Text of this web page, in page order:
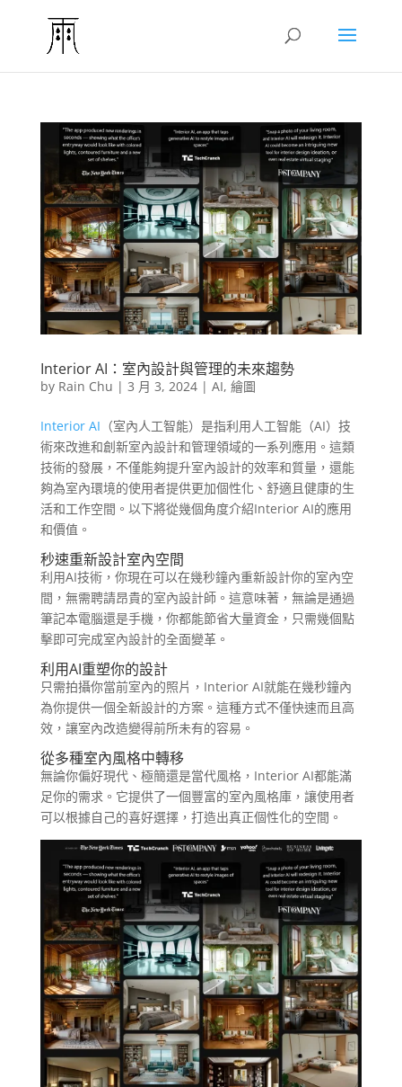
Interior AI：室內設計與管理的未來趨勢
by Rain Chu | 3 月 3, 2024| AI, 繪圖
Interior AI （室內人工智能）是指利用人工智能（AI）技
術來改進和創新室內設計和管理領域的一系列應用。這類
技術的發展，不僅能夠提升室內設計的效率和質量，還能
夠為室內環境的使用者提供更加個性化、舒適且健康的生
活和工作空間。以下將從幾個角度介紹Interior AI的應用
和價值。
秒速重新設計室內空間
利用AI技術，你現在可以在幾秒鐘內重新設計你的室內空
間，無需聘請昂貴的室內設計師。這意味著，無論是通過
筆記本電腦還是手機，你都能節省大量資金，只需幾個點
擊即可完成室內設計的全面變革。
利用AI重塑你的設計
只需拍攝你當前室內的照片，Interior AI就能在幾秒鐘內
為你提供一個全新設計的方案。這種方式不僅快速而且高
效，讓室內改造變得前所未有的容易。
從多種室內風格中轉移
無論你偏好現代、極簡還是當代風格，Interior AI都能滿
足你的需求。它提供了一個豐富的室內風格庫，讓使用者
可以根據自己的喜好選擇，打造出真正個性化的空間。